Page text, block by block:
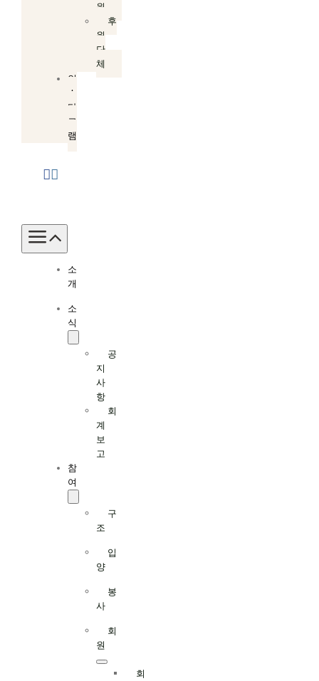
원
후
원
단
체
인
스
타
그
램
Toggle
Navigation
소
개
소
식
공
지
사
항
회
계
보
고
참
여
구
조
입
양
봉
사
회
원
회